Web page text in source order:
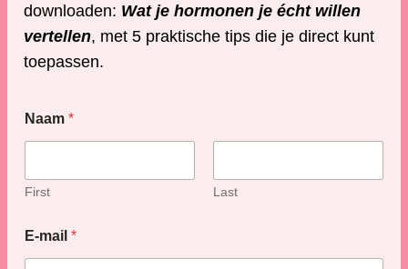
downloaden: Wat je hormonen je écht willen
vertellen, met 5 praktische tips die je direct kunt
toepassen.
-
m
l
m
a
Naam *
First Last
E-mail *